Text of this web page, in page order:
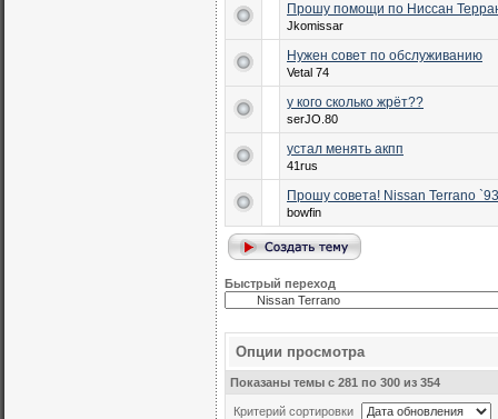
Прошу помощи по Ниссан
Jkomissar
Нужен совет по обслуживанию
Vetal 74
у кого сколько жрёт??
serJO.80
устал менять акпп
41rus
Прошу совета! Nissan Terrano `93
bowfin
Быстрый переход
Опции просмотра
Показаны темы с 281 по 300 из 354
Критерий сортировки